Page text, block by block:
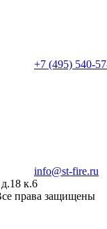
+7 (495) 540-
info@st-fire.ru
к.6
права защищены